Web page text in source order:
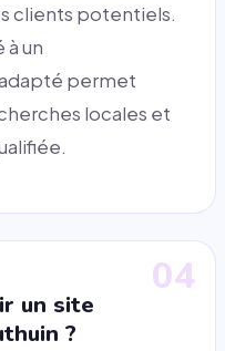
clients potentiels.
à un
permet
locales et
04
un site
?